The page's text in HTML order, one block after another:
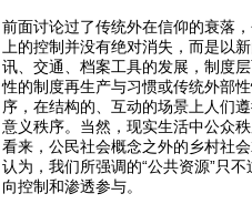
前面讨论过了传统外在信仰的衰落
上的控制并没有绝对消失，而是以
讯、交通、档案工具的发展，制度
性的制度再生产与习惯或传统外部
序，在结构的、互动的场景上人们
意义秩序。当然，现实生活中公众
看来，公民社会概念之外的乡村社
认为，我们所强调的“公共资源”只
向控制和渗透参与。